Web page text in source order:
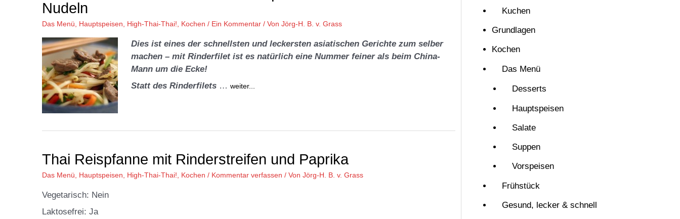
Nudeln
Das Menü Hauptspeisen High-Thai-Thai! Kochen / Ein Kommentar / Von Jörg-H. B. v. Grass
Dies ist eines der schnellsten und leckersten asiatischen Gerichte zum selber
machen – mit Rinderfilet ist es natürlich eine Nummer feiner als beim China-
Mann um die Ecke!
Statt des Rinderfilets … weiter...
Thai Reispfanne mit Rinderstreifen und Paprika
Das Menü Hauptspeisen High-Thai-Thai! Kochen / Kommentar verfassen / Von Jörg-H. B. v. Grass
Vegetarisch: Nein
Laktosefrei: Ja
Kuchen
Grundlagen
Kochen
Das Menü
Desserts
Hauptspeisen
Salate
Suppen
Vorspeisen
Frühstück
Gesund, lecker & schnell